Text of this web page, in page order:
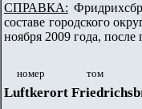
СПРАВКА:
составе городского
ноября 2009 года,
номер том
Luftkerort